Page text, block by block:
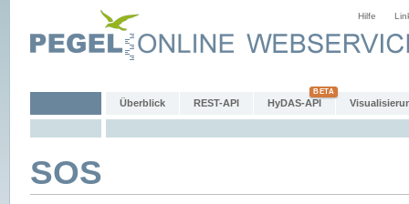
Hilfe
Überblick REST-API HyDAS-API
SOS